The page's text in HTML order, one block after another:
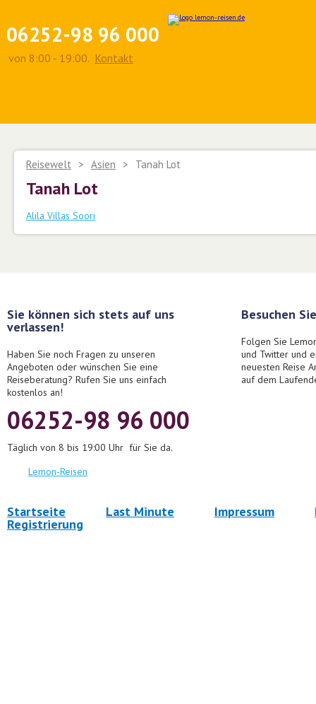
06252-98 96 000
von 8:00 - 19:00. Kontakt
Reisewelt > Asien > Tanah Lot
Tanah Lot
Alila Villas Soori
Sie können sich stets auf uns
verlassen!
Haben Sie noch Fragen zu unseren
Angeboten oder wünschen Sie eine
Reiseberatung? Rufen Sie uns einfach
kostenlos an!
06252-98 96 000
Täglich von 8 bis 19:00 Uhr für Sie da.
Lemon-Reisen
Besuchen
Folgen Sie
und Twitter und
neuesten Reise
auf dem
Startseite Last Minute Impressum
Registrierung